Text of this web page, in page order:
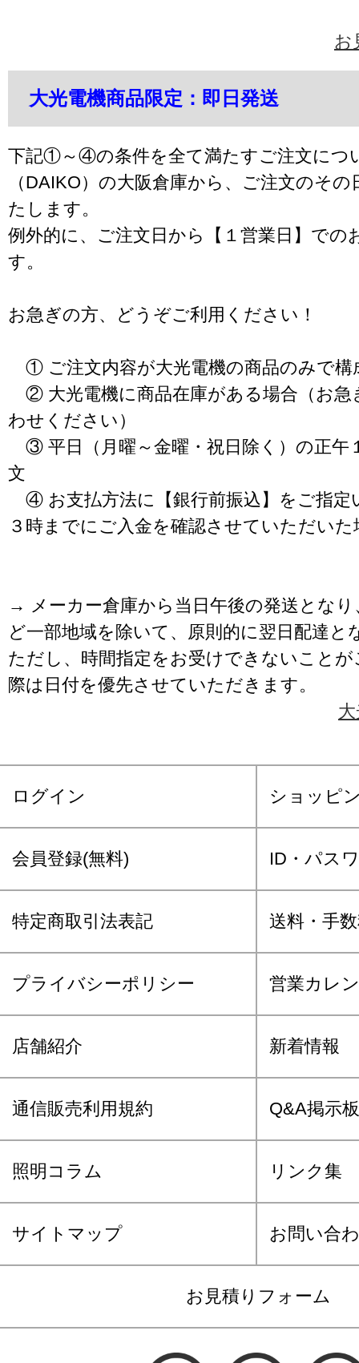
お
大光電機商品限定：即日発送
下記①～④の条件を全て満たすご注文につ
（DAIKO）の大阪倉庫から、ご注文のそ
たします。
例外的に、ご注文日から【１営業日】での
す。
お急ぎの方、どうぞご利用ください！
① ご注文内容が大光電機の商品のみで構
② 大光電機に商品在庫がある場合（お急
わせください）
③ 平日（月曜～金曜・祝日除く）の正午
文
④ お支払方法に【銀行前振込】をご指定
３時までにご入金を確認させていただいた
→ メーカー倉庫から当日午後の発送となり
ど一部地域を除いて、原則的に翌日配達と
ただし、時間指定をお受けできないこと
際は日付を優先させていただきます。
ログイン ショッピ
会員登録(無料) ID・パス
特定商取引法表記 送料・手
プライバシーポリシー 営業カレ
店舗紹介 新着情報
通信販売利用規約 Q&A掲示板
照明コラム リンク集
サイトマップ お問い合
お見積りフォーム